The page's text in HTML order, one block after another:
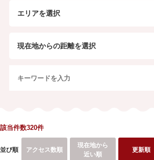
エリアを選択
現在地からの距離を選択
該当件数320件
並び順 アクセス数順
現在地から
近い順
更新順